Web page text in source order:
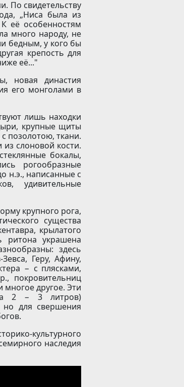
По свидетельству
„Ниса была из
её особенностям
много народу, не
бедным, у кого бы
крепость для
её..."
новая династия
его монголами в
лишь находки
крупные щиты
позолотою, ткани.
слоновой кости.
бокалы,
рогообразные
н.э., написанные с
удивительные
крупного рога,
существа
крылатого
ритона украшена
здесь
Геру, Афину,
− с плясками,
покровительниц
другое. Эти
2 − 3 литров)
но для свершения
куль­тур­но­го
наследия